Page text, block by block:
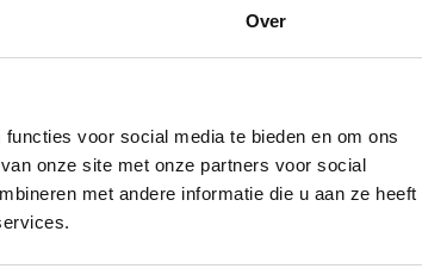
Over
voor social media te bieden en om ons
onze site met onze partners voor social
met andere informatie die u aan ze heeft
koffie op
10
brainfood